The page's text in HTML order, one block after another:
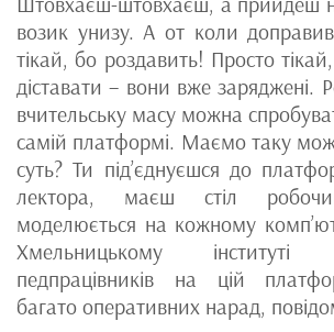
возик унизу. А от коли
тікай, бо роздавить! Просто
діставати – вони вже заряджені.
вчительську масу можна
самій платформі. Маємо таку
суть? Ти під’єднуєшся до
лектора, маєш стіл
моделюється на кожному
Хмельницькому інституті
педпрацівників на цій
багато оперативних нарад,